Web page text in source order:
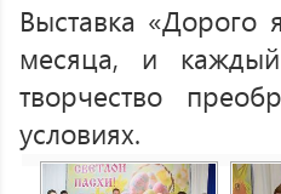
Выставка «Дорого
месяца, и
творчество
условиях.